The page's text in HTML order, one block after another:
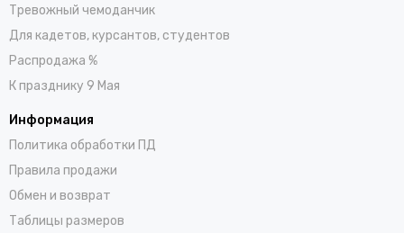
Тревожный чемоданчик
Для кадетов, курсантов, студентов
Распродажа %
К празднику 9 Мая
Информация
Политика обработки ПД
Правила продажи
Обмен и возврат
Таблицы размеров